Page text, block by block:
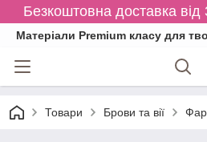
Безкоштовна доставка від
Матеріали Premium класу для
Товари Брови та вії